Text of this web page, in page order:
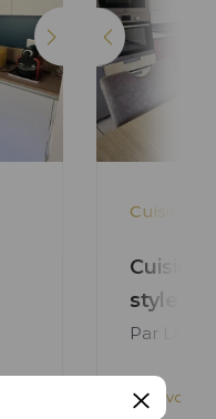
Cuisine
Cuisine
style
Par
En savoir +